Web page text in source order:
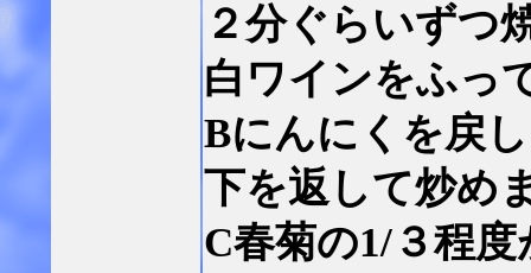
２分ぐらいずつ
白ワインをふっ
Bにんにくを戻
下を返して炒め
C春菊の1/３程